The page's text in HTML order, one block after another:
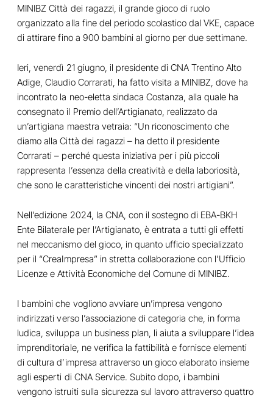
MINIBZ Città dei ragazzi, il grande gioco di ruolo
organizzato alla fine del periodo scolastico dal VKE, capace
di attirare fino a 900 bambini al giorno per due settimane.
Ieri, venerdì 21 giugno, il presidente di CNA Trentino Alto
Adige, Claudio Corrarati, ha fatto visita a MINIBZ, dove ha
incontrato la neo-eletta sindaca Costanza, alla quale ha
consegnato il Premio dell’Artigianato, realizzato da
un’artigiana maestra vetraia: “Un riconoscimento che
diamo alla Città dei ragazzi – ha detto il presidente
Corrarati – perché questa iniziativa per i più piccoli
rappresenta l’essenza della creatività e della laboriosità,
che sono le caratteristiche vincenti dei nostri artigiani”.
Nell’edizione 2024, la CNA, con il sostegno di EBA-BKH
Ente Bilaterale per l’Artigianato, è entrata a tutti gli effetti
nel meccanismo del gioco, in quanto ufficio specializzato
per il “CreaImpresa” in stretta collaborazione con l’Ufficio
Licenze e Attività Economiche del Comune di MINIBZ.
I bambini che vogliono avviare un’impresa vengono
indirizzati verso l’associazione di categoria che, in forma
ludica, sviluppa un business plan, li aiuta a sviluppare l’idea
imprenditoriale, ne verifica la fattibilità e fornisce elementi
di cultura d’impresa attraverso un gioco elaborato insieme
agli esperti di CNA Service. Subito dopo, i bambini
vengono istruiti sulla sicurezza sul lavoro attraverso quattro